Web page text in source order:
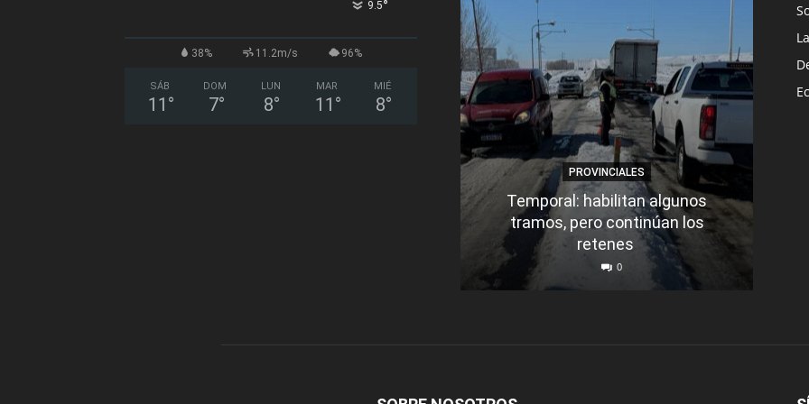
9.5°
38% 11.2m/s 96%
SÁB
11 °
DOM
7°
LUN
8°
MAR
11 °
MIÉ
8°
PROVINCIALES
Temporal: habilitan algunos
tramos, pero continúan los
retenes
0